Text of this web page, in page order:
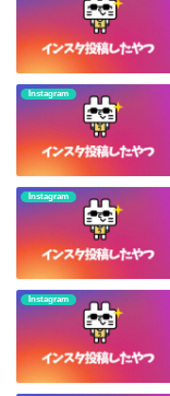
Instagram
Instagram
Instagram